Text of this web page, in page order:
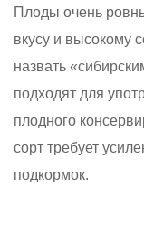
Плоды очень
вкусу и высокому
назвать
подходят для
плодного
сорт требует
подкормок.